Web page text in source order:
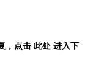
， 点击 此处 进入下